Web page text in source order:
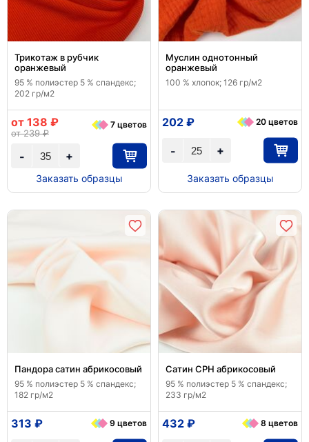
Трикотаж в рубчик
оранжевый
95 % полиэстер 5 % спандекс;
202 гр/м2
+
-
от 138 ₽
от 239 ₽
7 цветов
Заказать образцы
Муслин однотонный
оранжевый
100 % хлопок; 126 гр/м2
+
-
202 ₽ 20 цветов
Заказать образцы
Пандора сатин абрикосовый
95 % полиэстер 5 % спандекс;
182 гр/м2
313 ₽ 9 цветов
Сатин CPH абрикосовый
95 % полиэстер 5 % спандекс;
233 гр/м2
432 ₽ 8 цветов